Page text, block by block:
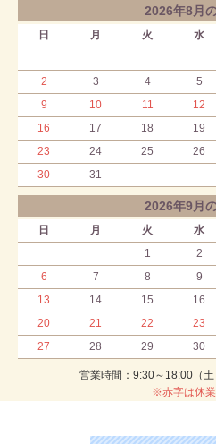
2026年8月
日 月 火 水
2
3 4 5
9
10 11 12
16
17 18 19
23
24 25 26
30
31
2026年9月
日 月 火 水
1
2
6
7 8 9
13
14 15 16
20
21 22 23
27
28 29 30
営業時間：9:30～18:00（土
※赤字は休